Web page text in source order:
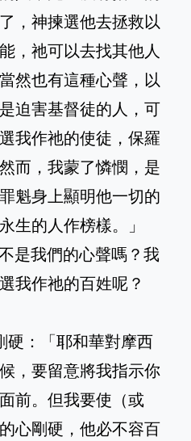
，神揀選他去拯救以
，祂可以去找其他人
然也有這種心聲，以
迫害基督徒的人，可
我作祂的使徒，保羅
而，我蒙了憐憫，是
魁身上顯明他一切的
生的人作榜樣。」
是我們的心聲嗎？我
我作祂的百姓呢？
硬：「耶和華對摩西
，要留意將我指示你
前。但我要使（或
心剛硬，他必不容百